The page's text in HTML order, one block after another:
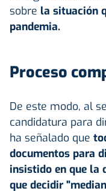
sobre la situación
pandemia.
Proceso
De este modo, al
candidatura para
ha señalado que
documentos para
insistido en que la
que decidir